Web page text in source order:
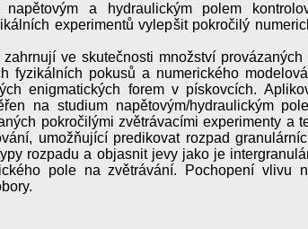
a hydraulickým polem
experimentů vylepšit pokročilý
ve skutečnosti množství
fyzikálních pokusů a numerického
enigmatických forem v pískovcích.
na studium napětovým/hydraulickým
pokročilými zvětrávacími experimenty a
umožňující predikovat rozpad
rozpadu a objasnit jevy jako je
pole na zvětrávání. Pochopení vlivu